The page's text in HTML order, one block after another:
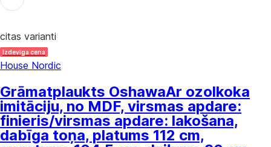
citas varianti
Izdevīga cena
House Nordic
Grāmatplaukts OshawaAr ozolkoka
imitāciju, no MDF, virsmas apdare:
finieris/virsmas apdare: lakošana,
dabīga toņa, platums 112 cm,